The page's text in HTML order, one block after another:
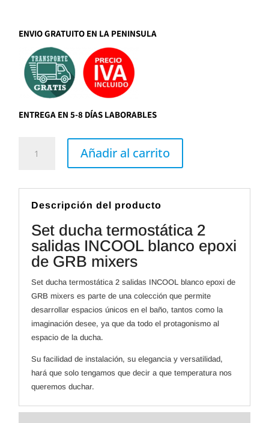
ENVIO GRATUITO EN LA PENINSULA
ENTREGA EN 5-8 DÍAS LABORABLES
ducha
termostática
INCOOL
epoxi
GRB
mixers
cantidad
Añadir al carrito
Descripción del producto
Set ducha termostática 2
salidas INCOOL blanco epoxi
de GRB mixers
Set ducha termostática 2 salidas INCOOL blanco epoxi de
GRB mixers es parte de una colección que permite
desarrollar espacios únicos en el baño, tantos como la
imaginación desee, ya que da todo el protagonismo al
espacio de la ducha.
Su facilidad de instalación, su elegancia y versatilidad,
hará que solo tengamos que decir a que temperatura nos
queremos duchar.